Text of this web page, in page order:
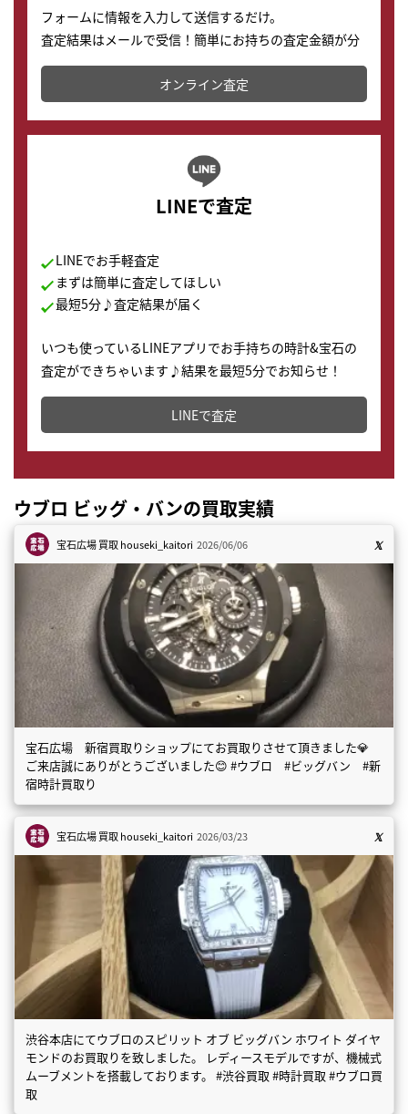
フォームに情報を入力して送信するだけ。
査定結果はメールで受信！簡単にお持ちの査定金額が分
かります。
オンライン査定
LINEで査定
LINEでお手軽査定
まずは簡単に査定してほしい
最短5分♪査定結果が届く
いつも使っているLINEアプリでお手持ちの時計&宝石の
査定ができちゃいます♪結果を最短5分でお知らせ！
どこからでもすぐに査定金額を知ることが出来ます。
LINEで査定
ウブロ ビッグ・バンの買取実績
宝石広場 買取houseki_kaitori 2026/06/06
宝石広場 新宿買取りショップにてお買取りさせて頂きました💎
ご来店誠にありがとうございました😊 #ウブロ #ビッグバン #新
宿時計買取り
宝石広場 買取houseki_kaitori 2026/03/23
渋谷本店にてウブロのスピリット オブ ビッグバン ホワイト ダイヤ
モンドのお買取りを致しました。 レディースモデルですが、機械式
ムーブメントを搭載しております。 #渋谷買取 #時計買取 #ウブロ買
取